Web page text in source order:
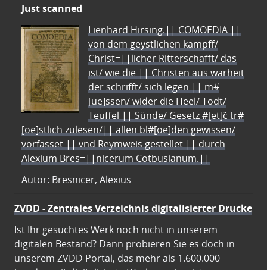
Just scanned
Lienhard Hirsing.|| COMOEDIA ||
von dem geystlichen kampff/
Christ=||licher Ritterschafft/ das
ist/ wie die || Christen aus warheit
der schrifft/ sich legen || m#
[ue]ssen/ wider die Heel/ Todt/
Teuffel || Sünde/ Gesetz #[et]c̃ tr#
[oe]stlich zulesen/|| allen bl#[oe]den gewissen/
vorfasset || vnd Reymweis gestellet || durch
Alexium Bres=||nicerum Cotbusianum.||
Autor: Bresnicer, Alexius
ZVDD - Zentrales Verzeichnis digitalisierter Drucke
Ist Ihr gesuchtes Werk noch nicht in unserem
digitalen Bestand? Dann probieren Sie es doch in
unserem ZVDD Portal, das mehr als 1.600.000